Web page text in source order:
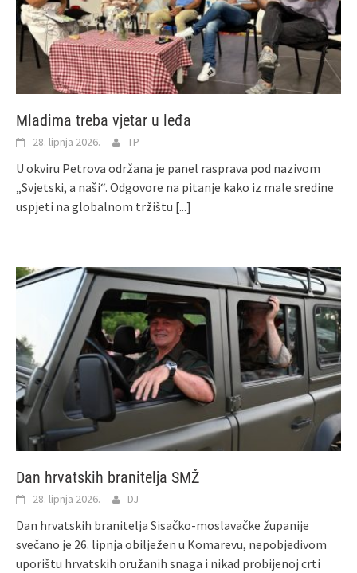
Mladima treba vjetar u leđa
28. lipnja 2026. TP
U okviru Petrova održana je panel rasprava pod nazivom
„Svjetski, a naši“. Odgovore na pitanje kako iz male sredine
uspjeti na globalnom tržištu [...]
Dan hrvatskih branitelja SMŽ
28. lipnja 2026. DJ
Dan hrvatskih branitelja Sisačko-moslavačke županije
svečano je 26. lipnja obilježen u Komarevu, nepobjedivom
uporištu hrvatskih oružanih snaga i nikad probijenoj crti